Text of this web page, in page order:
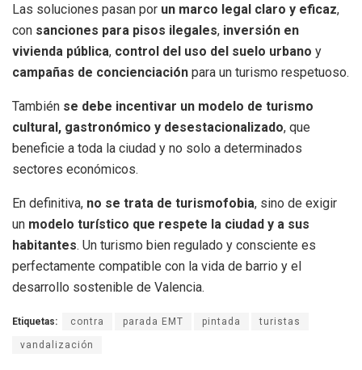
Las soluciones pasan por un marco legal claro y eficaz,
con sanciones para pisos ilegales, inversión en
vivienda pública, control del uso del suelo urbano y
campañas de concienciación para un turismo respetuoso.
También se debe incentivar un modelo de turismo
cultural, gastronómico y desestacionalizado, que
beneficie a toda la ciudad y no solo a determinados
sectores económicos.
En definitiva, no se trata de turismofobia, sino de exigir
un modelo turístico que respete la ciudad y a sus
habitantes. Un turismo bien regulado y consciente es
perfectamente compatible con la vida de barrio y el
desarrollo sostenible de Valencia.
Etiquetas: contra parada EMT pintada turistas
vandalización